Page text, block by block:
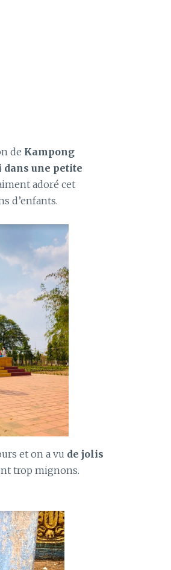
de Kampong
dans une petite
adoré cet
d’enfants.
et on a vu de jolis
trop mignons.